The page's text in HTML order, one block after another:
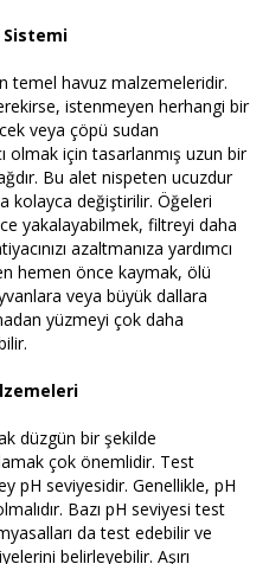
Sistemi
temel havuz malzemeleridir.
istenmeyen herhangi bir
veya çöpü sudan
olmak için tasarlanmış uzun bir
Bu alet nispeten ucuzdur
kolayca değiştirilir. Öğeleri
yakalayabilmek, filtreyi daha
azaltmanıza yardımcı
hemen önce kaymak, ölü
veya büyük dallara
yüzmeyi çok daha
düzgün bir şekilde
çok önemlidir. Test
pH seviyesidir. Genellikle, pH
Bazı pH seviyesi test
da test edebilir ve
belirleyebilir. Aşırı